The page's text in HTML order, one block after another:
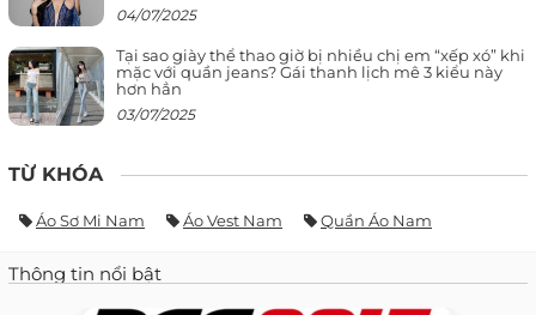
04/07/2025
Tại sao giày thể thao giờ bị nhiều chị em “xếp xó” khi
mặc với quần jeans? Gái thanh lịch mê 3 kiểu này
hơn hẳn
03/07/2025
TỪ KHÓA
Áo Sơ Mi Nam Áo Vest Nam Quần Áo Nam
Thông tin nổi bật